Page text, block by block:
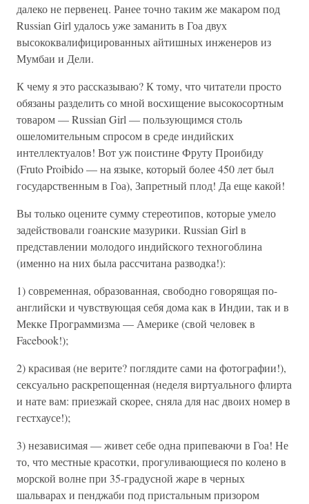
далеко не первенец. Ранее точно таким же макаром под
Russian Girl удалось уже заманить в Гоа двух
высококвалифицированных айтишных инженеров из
Мумбаи и Дели.
К чему я это рассказываю? К тому, что читатели просто
обязаны разделить со мной восхищение высокосортным
товаром — Russian Girl — пользующимся столь
ошеломительным спросом в среде индийских
интеллектуалов! Вот уж поистине Фруту Проибиду
(Fruto Proibido — на языке, который более 450 лет был
государственным в Гоа), Запретный плод! Да еще какой!
Вы только оцените сумму стереотипов, которые умело
задействовали гоанские мазурики. Russian Girl в
представлении молодого индийского техногоблина
(именно на них была рассчитана разводка!):
1) современная, образованная, свободно говорящая по-
английски и чувствующая себя дома как в Индии, так и в
Мекке Программизма — Америке (свой человек в
Facebook!);
2) красивая (не верите? поглядите сами на фотографии!),
сексуально раскрепощенная (неделя виртуального флирта
и нате вам: приезжай скорее, сняла для нас двоих номер в
гестхаусе!);
3) независимая — живет себе одна припеваючи в Гоа! Не
то, что местные красотки, прогуливающиеся по колено в
морской волне при 35-градусной жаре в черных
шальварах и пенджаби под пристальным призором